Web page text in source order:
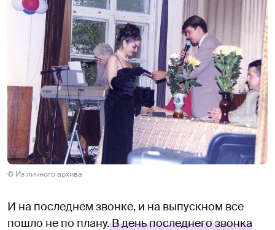
© Из личного архива
И на последнем звонке, и на выпускном все
пошло не по плану.В день последнего звонка